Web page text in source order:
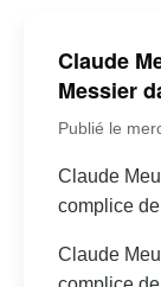
Claude
Messier
Publié le
Claude
complice
Claude